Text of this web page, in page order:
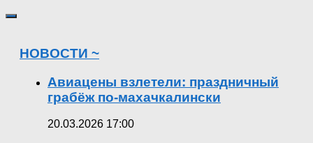
НОВОСТИ ~
Авиацены взлетели: праздничный
грабёж по-махачкалински
20.03.2026 17:00